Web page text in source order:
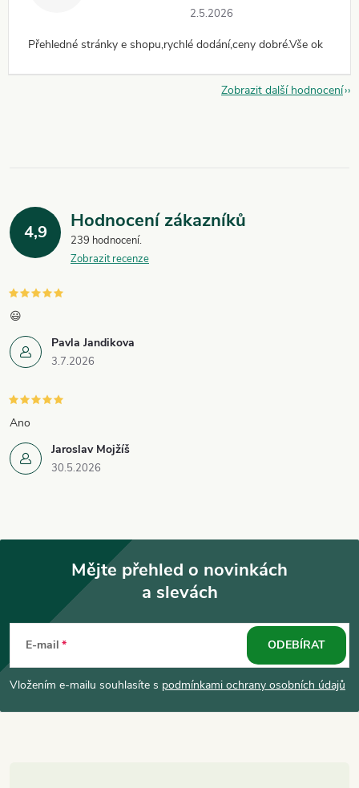
2.5.2026
Přehledné stránky e shopu,rychlé dodání,ceny dobré.Vše ok
Zobrazit další hodnocení
4,9 Hodnocení zákazníků
239 hodnocení
Zobrazit recenze
Pavla Jandikova
3.7.2026
😃
Jaroslav Mojžíš
30.5.2026
Ano
p
Mějte přehled o novinkách
a slevách
E-mail
Vložením e-mailu souhlasíte s podmínkami ochrany osobních údajů
ODEBÍRAT